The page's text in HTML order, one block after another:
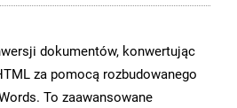
dokumentów, konwertując
za pomocą rozbudowanego
To zaawansowane